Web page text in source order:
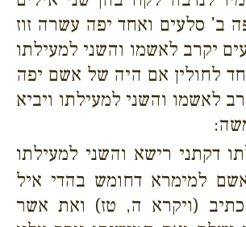
ב' סלעים ואחד יפה עשרה זוז
יקרב לאשמו והשני למעילתו
לחולין אם היה של אשם יפה
לאשמו והשני למעילתו ויביא
דקתני רישא והשני למעילתו
למימרא דחומש בהדי איל
(ויקרא ה, טז) ואת אשר